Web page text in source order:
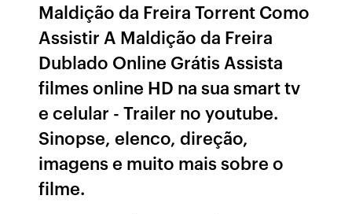
Maldição da Freira Torrent Como
Assistir A Maldição da Freira
Dublado Online Grátis Assista
filmes online HD na sua smart tv
e celular - Trailer no youtube.
Sinopse, elenco, direção,
imagens e muito mais sobre o
filme.